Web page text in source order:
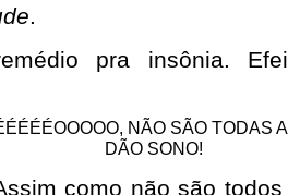
.
pra insônia.
NÃO SÃO TODAS
DÃO SONO!
como não são